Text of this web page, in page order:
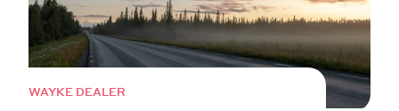
WAYKE DEALER